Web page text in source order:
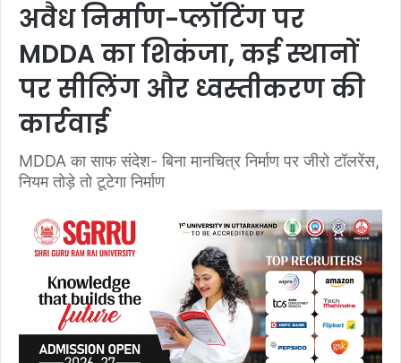
अवैध निर्माण-प्लॉटिंग पर
MDDA का शिकंजा, कई स्थानों
पर सीलिंग और ध्वस्तीकरण की
कार्रवाई
MDDA का साफ संदेश- बिना मानचित्र निर्माण पर जीरो टॉलरेंस,
नियम तोड़े तो टूटेगा निर्माण